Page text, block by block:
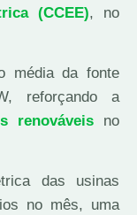
(CCEE), no
média da fonte
reforçando a
renováveis no
das usinas
no mês, uma